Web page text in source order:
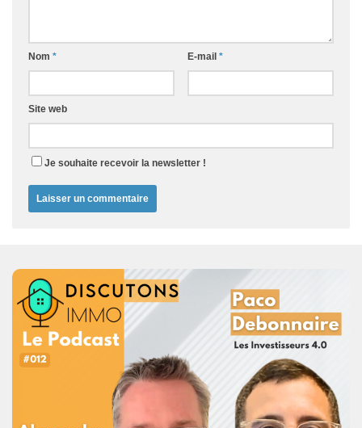
Nom * E-mail *
Site web
Je souhaite recevoir la newsletter !